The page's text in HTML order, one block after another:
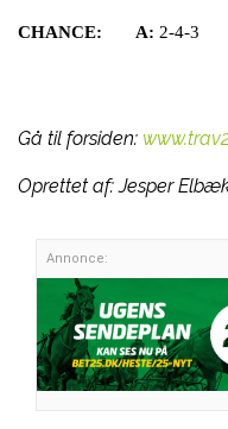
CHANCE: A: 2-4-3
Gå til forsiden:
Oprettet af:Jesper
Annonce: